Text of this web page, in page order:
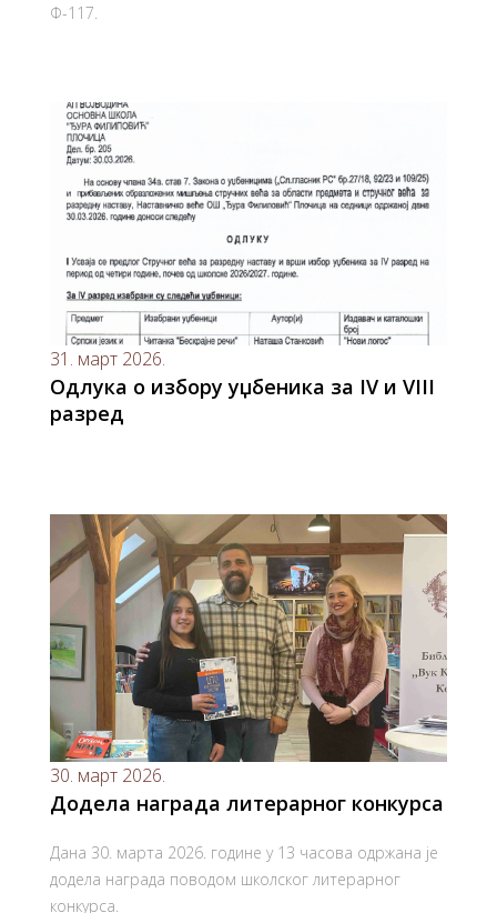
Ф-117.
31. март 2026.
Одлука о избору уџбеника за IV и VIII
разред
30. март 2026.
Додела награда литерарног конкурса
Дана 30. марта 2026. године у 13 часова одржана је
додела награда поводом школског литерарног
конкурса.